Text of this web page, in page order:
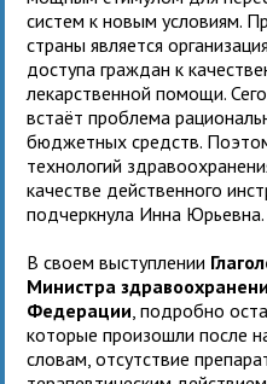
систем к новым условиям.
страны является
доступа граждан к
лекарственной помощи.
встаёт проблема
бюджетных средств.
технологий
качестве действенного
подчеркнула Инна Юрьевна.
В своем выступлении
Министра
Федерации , подробно
которые произошли после
словам, отсутствие